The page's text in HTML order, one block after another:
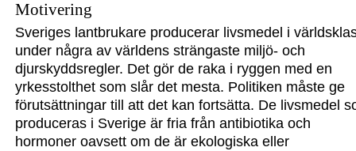
Motivering
Sveriges lantbrukare producerar livsmedel i
under några av världens strängaste miljö- och
djurskyddsregler. Det gör de raka i ryggen med en
yrkesstolthet som slår det mesta. Politiken måste ge
förutsättningartill att det kan fortsätta. De livsmedel
produceras i Sverige är fria från antibiotika och
hormoner oavsett om de är ekologiska eller